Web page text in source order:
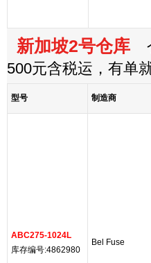
新加坡2号仓库
500元含税运，有单
型号 制造商
ABC275-1024L
库存编号:4862980
Bel Fuse